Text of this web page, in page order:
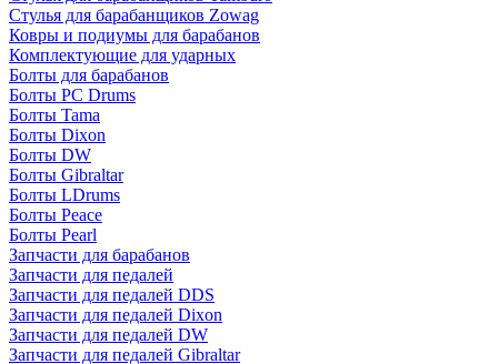
Стулья для барабанщиков Zowag
Ковры и подиумы для барабанов
Комплектующие для ударных
Болты для барабанов
Болты PC Drums
Болты Tama
Болты Dixon
Болты DW
Болты Gibraltar
Болты LDrums
Болты Peace
Болты Pearl
Запчасти для барабанов
Запчасти для педалей
Запчасти для педалей DDS
Запчасти для педалей Dixon
Запчасти для педалей DW
Запчасти для педалей Gibraltar